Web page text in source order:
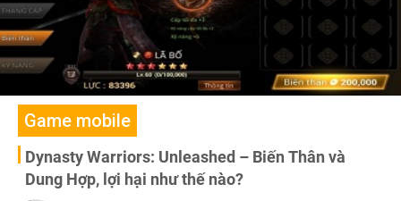
Game mobile
Dynasty Warriors: Unleashed – Biến Thân và
Dung Hợp, lợi hại như thế nào?